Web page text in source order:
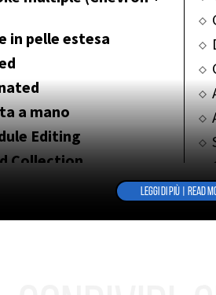
in pelle estesa
a mano
Editing
Collection
LEGGI DI PIÙ | READ